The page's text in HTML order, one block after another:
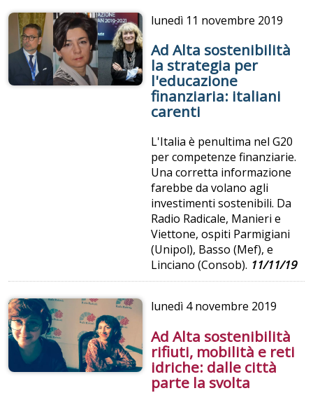
lunedì 11 novembre 2019
Ad Alta sostenibilità
la strategia per
l'educazione
finanziaria: italiani
carenti
L'Italia è penultima nel G20
per competenze finanziarie.
Una corretta informazione
farebbe da volano agli
investimenti sostenibili. Da
Radio Radicale, Manieri e
Viettone, ospiti Parmigiani
(Unipol), Basso (Mef), e
Linciano (Consob). 11/11/19
lunedì 4 novembre 2019
Ad Alta sostenibilità
rifiuti, mobilità e reti
idriche: dalle città
parte la svolta